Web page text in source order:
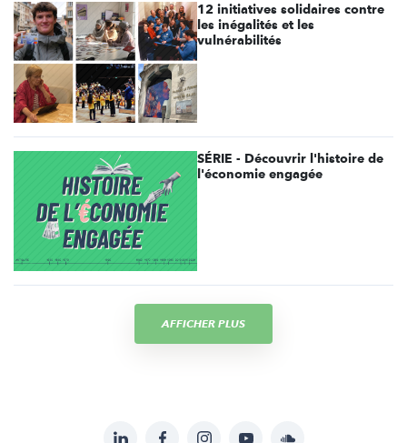
12 initiatives solidaires contre
les inégalités et les
vulnérabilités
SÉRIE - Découvrir l'histoire de
l'économie engagée
AFFICHER PLUS
LinkedInFacebookInstagramYouTubeSoundcloud